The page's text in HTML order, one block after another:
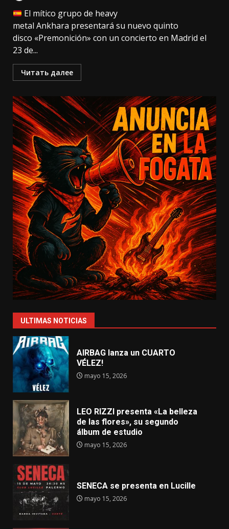
El mítico grupo de heavy
metal Ankhara presentará su nuevo quinto
disco «Premonición» con un concierto en Madrid el
23 de...
Читать далее
ULTIMAS NOTICIAS
AIRBAG lanza un CUARTO
VÉLEZ!
mayo 15, 2026
LEO RIZZI presenta «La belleza
de las flores», su segundo
álbum de estudio
mayo 15, 2026
SENECA se presenta en Lucille
mayo 15, 2026